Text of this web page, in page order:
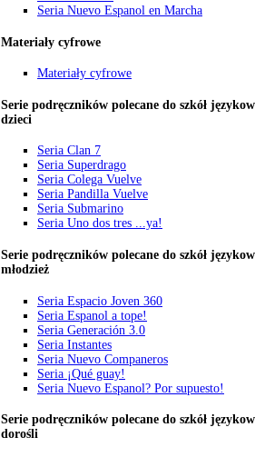
Seria Nuevo Espanol en Marcha
Materiały cyfrowe
Materiały cyfrowe
Serie podręczników polecane do szkół
dzieci
Seria Clan 7
Seria Superdrago
Seria Colega Vuelve
Seria Pandilla Vuelve
Seria Submarino
Seria Uno dos tres ...ya!
Serie podręczników polecane do szkół
młodzież
Seria Espacio Joven 360
Seria Espanol a tope!
Seria Generación 3.0
Seria Instantes
Seria Nuevo Companeros
Seria ¡Qué guay!
Seria Nuevo Espanol? Por supuesto!
Serie podręczników polecane do szkół
dorośli